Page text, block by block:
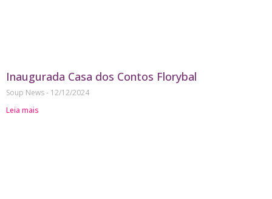
Inaugurada Casa dos Contos Florybal
Soup News
12/12/2024
Leia mais